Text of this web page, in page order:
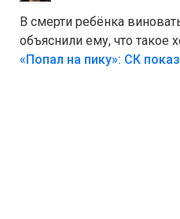
В смерти ребёнка
объяснили ему, что такое
Лезть через такой